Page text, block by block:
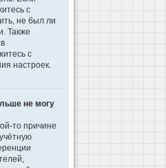
с
не был ли
Также
с
настроек.
не могу
то причине